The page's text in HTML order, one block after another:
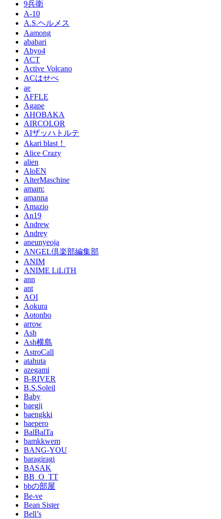
9兵衛
A-10
A.S.ヘルメス
Aamong
ababari
Abyo4
ACT
Active Volcano
ACはせべ
ae
AFFLE
Agape
AHOBAKA
AIRCOLOR
AIザッハトルテ
Akari blast！
Alice Crazy
alien
AloEN
AlterMaschine
amam:
amanna
Amazio
An19
Andrew
Andrey
aneunyeoja
ANGEL倶楽部編集部
ANIM
ANIME LiLiTH
ann
ant
AOI
Aokura
Aotonbo
arrow
Ash
Ash横島
AstroCall
atahuta
azegami
B-RIVER
B.S.Soleil
Baby
baegji
baengkki
baepero
BalBalTa
bamkkwem
BANG-YOU
baragiragi
BASAK
BB_O_TT
bbの部屋
Be-ve
Bean Sister
Bell’s